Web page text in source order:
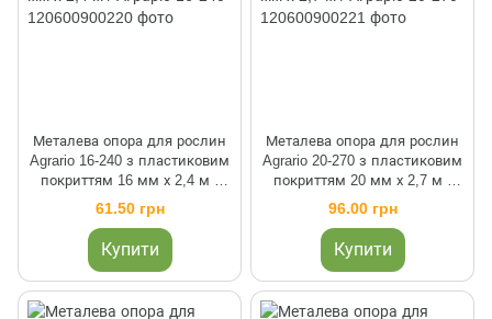
Металева опора для рослин
Agrario 16-240 з пластиковим
покриттям 16 мм х 2,4 м /
Аграріо 16-240
61.50 грн
Купити
Металева опора для рослин
Agrario 20-270 з пластиковим
покриттям 20 мм х 2,7 м /
Аграріо 20-270
96.00 грн
Купити